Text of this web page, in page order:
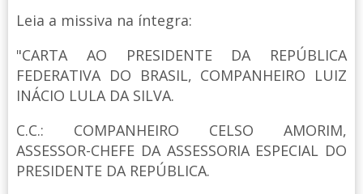
Leia a missiva na íntegra:
"CARTA AO PRESIDENTE DA REPÚBLICA
FEDERATIVA DO BRASIL, COMPANHEIRO LUIZ
INÁCIO LULA DA SILVA.
C.C.: COMPANHEIRO CELSO AMORIM,
ASSESSOR-CHEFE DA ASSESSORIA ESPECIAL DO
PRESIDENTE DA REPÚBLICA.